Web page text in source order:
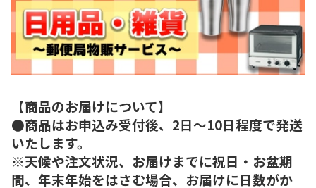
【商品のお届けについて】
●商品はお申込み受付後、2日～10日程度で発送
いたします。
※天候や注文状況、お届けまでに祝日・お盆期
間、年末年始をはさむ場合、お届けに日数がか